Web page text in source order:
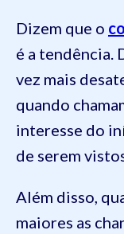
Dizem que o
é a tendência.
vez mais
quando
interesse do
de serem
Além disso,
maiores as